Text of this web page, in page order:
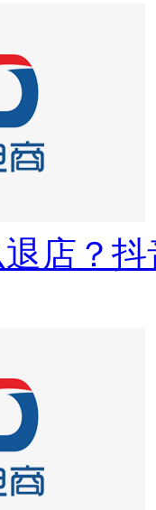
店？